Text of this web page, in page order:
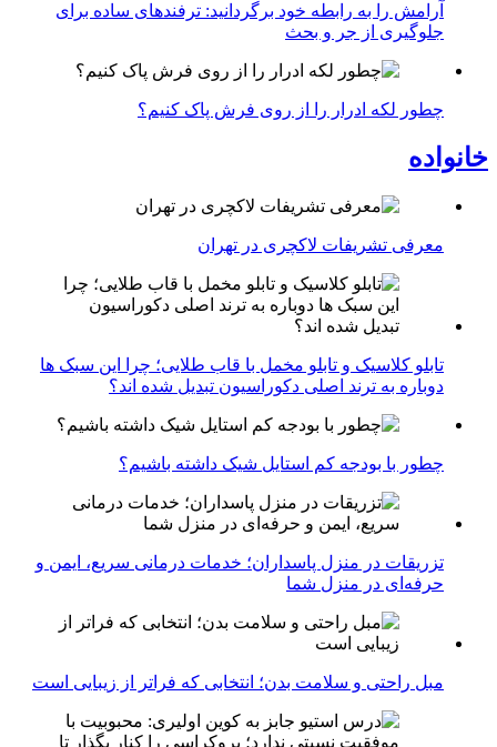
آرامش را به رابطه خود برگردانید: ترفندهای ساده برای
جلوگیری از جر و بحث
چطور لکه ادرار را از روی فرش پاک کنیم؟
خانواده
معرفی تشریفات لاکچری در تهران
تابلو کلاسیک و تابلو مخمل با قاب طلایی؛ چرا این سبک ها
دوباره به ترند اصلی دکوراسیون تبدیل شده اند؟
چطور با بودجه کم استایل شیک داشته باشیم؟
تزریقات در منزل پاسداران؛ خدمات درمانی سریع، ایمن و
حرفه‌ای در منزل شما
مبل راحتی و سلامت بدن؛ انتخابی که فراتر از زیبایی است